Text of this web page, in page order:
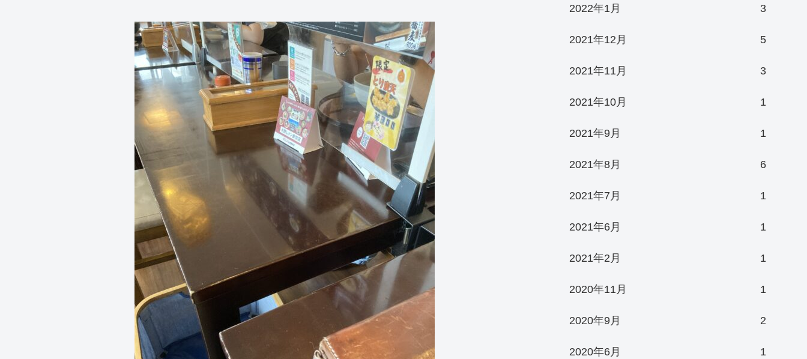
2022年1月 3
2021年12月 5
2021年11月 3
2021年10月 1
2021年9月 1
2021年8月 6
2021年7月 1
2021年6月 1
2021年2月 1
2020年11月 1
2020年9月 2
2020年6月 1